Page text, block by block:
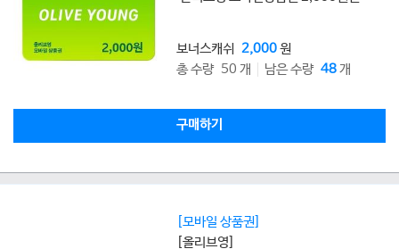
보너스캐쉬 2,000원
총 수량 50 개
남은 수량 48개
구매하기
[모바일 상품권]
[올리브영]